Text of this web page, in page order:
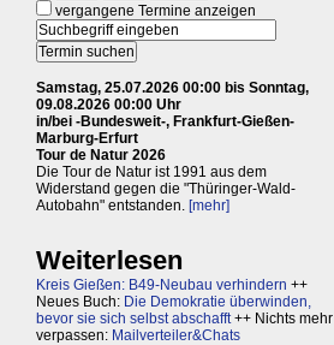
vergangene Termine anzeigen
Samstag, 25.07.2026 00:00 bis Sonntag,
09.08.2026 00:00 Uhr
in/bei -Bundesweit-, Frankfurt-Gießen-
Marburg-Erfurt
Tour de Natur 2026
Die Tour de Natur ist 1991 aus dem
Widerstand gegen die "Thüringer-Wald-
Autobahn" entstanden. [mehr]
Weiterlesen
Kreis Gießen: B49-Neubau verhindern ++
Neues Buch: Die Demokratie überwinden,
bevor sie sich selbst abschafft++ Nichts mehr
verpassen: Mailverteiler&Chats